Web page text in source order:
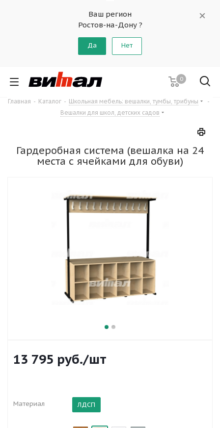
Ваш регион
Ростов-на-Дону ?
Да Нет
0
Главная - Каталог - Школьная мебель: вешалки, тумбы, трибуны
-
Вешалки для школ, детских садов
Гардеробная система (вешалка на 24
места с ячейками для обуви)
13 795 руб./шт
Материал ЛДСП